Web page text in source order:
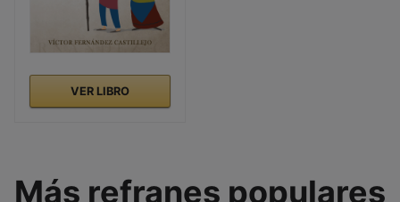
VER LIBRO
Más refranes populares